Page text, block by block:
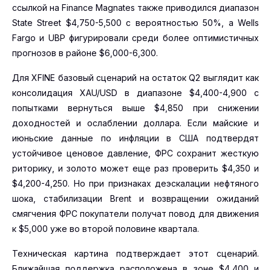
ссылкой на Finance Magnates также приводился диапазон
State Street $4,750-5,500 с вероятностью 50%, а Wells
Fargo и UBP фигурировали среди более оптимистичных
прогнозов в районе $6,000-6,300.
Для XFINE базовый сценарий на остаток Q2 выглядит как
консолидация XAU/USD в диапазоне $4,400-4,900 с
попытками вернуться выше $4,850 при снижении
доходностей и ослаблении доллара. Если майские и
июньские данные по инфляции в США подтвердят
устойчивое ценовое давление, ФРС сохранит жесткую
риторику, и золото может еще раз проверить $4,350 и
$4,200-4,250. Но при признаках деэскалации нефтяного
шока, стабилизации Brent и возвращении ожиданий
смягчения ФРС покупатели получат повод для движения
к $5,000 уже во второй половине квартала.
Техническая картина подтверждает этот сценарий.